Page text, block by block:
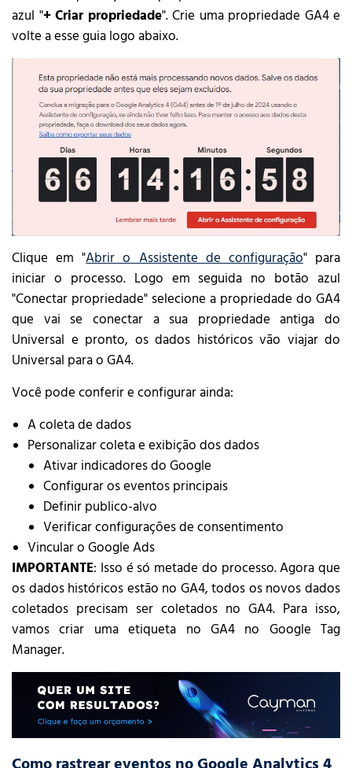
azul "+ Criar propriedade". Crie uma propriedade GA4 e
volte a esse guia logo abaixo.
Clique em "Abrir o Assistente de configuração" para
iniciar o processo. Logo em seguida no botão azul
"Conectar propriedade" selecione a propriedade do GA4
que vai se conectar a sua propriedade antiga do
Universal e pronto, os dados históricos vão viajar do
Universal para o GA4.
Você pode conferir e configurar ainda:
A coleta de dados
Personalizar coleta e exibição dos dados
Ativar indicadores do Google
Configurar os eventos principais
Definir publico-alvo
Verificar configurações de consentimento
Vincular o Google Ads
IMPORTANTE: Isso é só metade do processo. Agora que
os dados históricos estão no GA4, todos os novos dados
coletados precisam ser coletados no GA4. Para isso,
vamos criar uma etiqueta no GA4 no Google Tag
Manager.